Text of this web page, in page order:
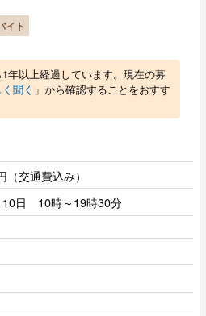
イト
年以上経過しています。現在の募
聞く 」から確認することをおすす
（交通費込み）
10日 10時～19時30分